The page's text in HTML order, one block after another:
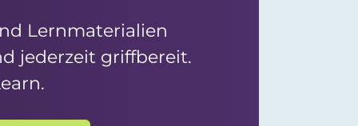
Lernmaterialien
jederzeit griffbereit.